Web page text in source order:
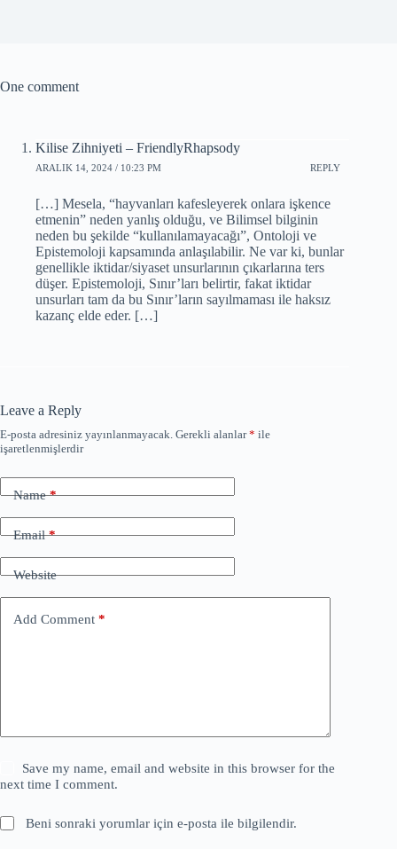
One comment
Kilise Zihniyeti – FriendlyRhapsody
ARALIK 14, 2024 / 10:23 PM REPLY
[…] Mesela, “hayvanları kafesleyerek onlara işkence
etmenin” neden yanlış olduğu, ve Bilimsel bilginin
neden bu şekilde “kullanılamayacağı”, Ontoloji ve
Epistemoloji kapsamında anlaşılabilir. Ne var ki, bunlar
genellikle iktidar/siyaset unsurlarının çıkarlarına ters
düşer. Epistemoloji, Sınır’ları belirtir, fakat iktidar
unsurları tam da bu Sınır’ların sayılmaması ile haksız
kazanç elde eder. […]
Leave a Reply
E-posta adresiniz yayınlanmayacak. Gerekli alanlar* ile
işaretlenmişlerdir
Name*
Email*
Website
Add Comment *
Save my name, email and website in this browser for the
next time I comment.
Beni sonraki yorumlar için e-posta ile bilgilendir.